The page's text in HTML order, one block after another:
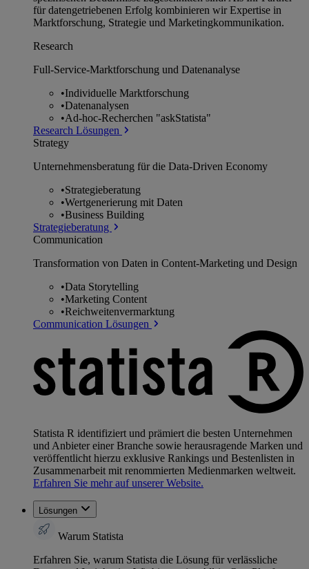
für datengetriebenen Erfolg kombinieren wir Expertise in
Marktforschung, Strategie und Marketingkommunikation.
Research
Full-Service-Marktforschung und Datenanalyse
•Individuelle Marktforschung
•Datenanalysen
•Ad-hoc-Recherchen "askStatista"
Research Lösungen
Strategy
Unternehmens­beratung für die Data-Driven Economy
•Strategieberatung
•Wertgenerierung mit Daten
•Business Building
Strategieberatung
Communication
Transformation von Daten in Content-Marketing und Design
•Data Storytelling
•Marketing Content
•Reichweitenvermarktung
Communication Lösungen
Statista R identifiziert und prämiert die besten Unternehmen
und Anbieter einer Branche sowie herausragende Marken und
veröffentlicht hierzu exklusive Rankings und Bestenlisten in
Zusammenarbeit mit renommierten Medienmarken weltweit.
Erfahren Sie mehr auf unserer Website.
Lösungen
Warum Statista
Erfahren Sie, warum Statista die Lösung für verlässliche